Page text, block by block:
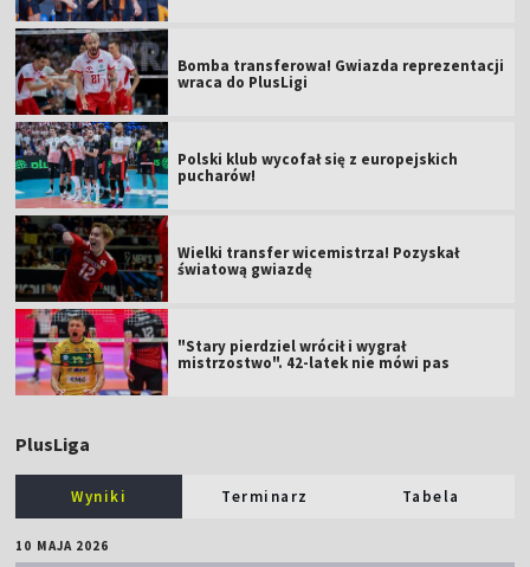
Bomba transferowa! Gwiazda reprezentacji
wraca do PlusLigi
Polski klub wycofał się z europejskich
pucharów!
Wielki transfer wicemistrza! Pozyskał
światową gwiazdę
"Stary pierdziel wrócił i wygrał
mistrzostwo". 42-latek nie mówi pas
PlusLiga
Wyniki Terminarz Tabela
10 MAJA 2026